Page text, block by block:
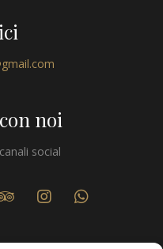
noi
social